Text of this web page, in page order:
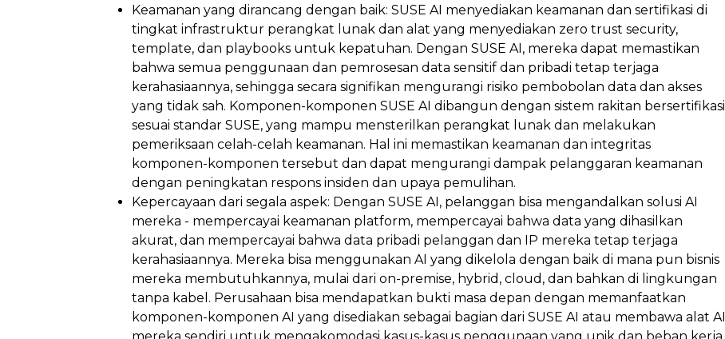
Keamanan yang dirancang dengan baik: SUSE AI menyediakan keamanan dan sertifikasi di
tingkat infrastruktur perangkat lunak dan alat yang menyediakan zero trust security,
template, dan playbooks untuk kepatuhan. Dengan SUSE AI, mereka dapat memastikan
bahwa semua penggunaan dan pemrosesan data sensitif dan pribadi tetap terjaga
kerahasiaannya, sehingga secara signifikan mengurangi risiko pembobolan data dan akses
yang tidak sah. Komponen-komponen SUSE AI dibangun dengan sistem rakitan bersertifikasi
sesuai standar SUSE, yang mampu mensterilkan perangkat lunak dan melakukan
pemeriksaan celah-celah keamanan. Hal ini memastikan keamanan dan integritas
komponen-komponen tersebut dan dapat mengurangi dampak pelanggaran keamanan
dengan peningkatan respons insiden dan upaya pemulihan.
Kepercayaan dari segala aspek: Dengan SUSE AI, pelanggan bisa mengandalkan solusi AI
mereka - mempercayai keamanan platform, mempercayai bahwa data yang dihasilkan
akurat, dan mempercayai bahwa data pribadi pelanggan dan IP mereka tetap terjaga
kerahasiaannya. Mereka bisa menggunakan AI yang dikelola dengan baik di mana pun bisnis
mereka membutuhkannya, mulai dari on-premise, hybrid, cloud, dan bahkan di lingkungan
tanpa kabel. Perusahaan bisa mendapatkan bukti masa depan dengan memanfaatkan
komponen-komponen AI yang disediakan sebagai bagian dari SUSE AI atau membawa alat AI
mereka sendiri untuk mengakomodasi kasus-kasus penggunaan yang unik dan beban kerja